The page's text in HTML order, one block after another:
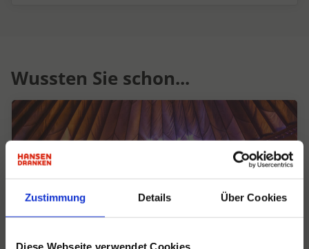
Zustimmung Details Über Cookies
Diese Webseite verwendet Cookies
Wussten Sie schon...